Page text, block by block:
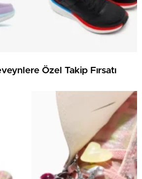
Özel Takip Fırsatı